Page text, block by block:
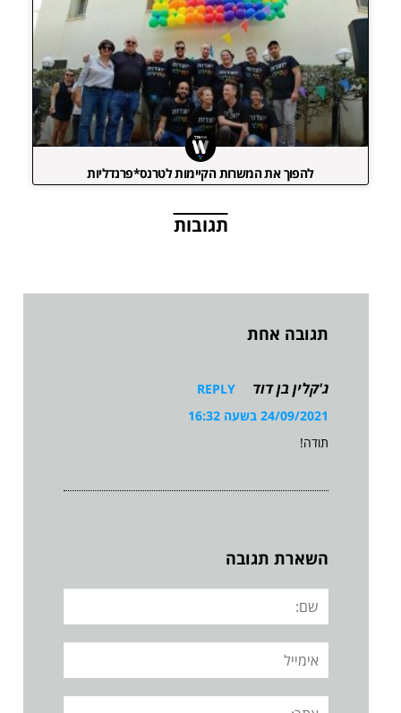
להפוך את המשרות הקיימות לטרנס*פרנדליות
תגובות
תגובה אחת
ג'קלין בן דוד
REPLY
24/09/2021 בשעה 16:32
תודה!
השארת תגובה
שם:
אימייל
אתר: